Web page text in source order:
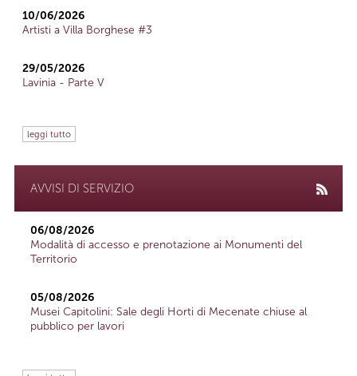
10/06/2026
Artisti a Villa Borghese #3
29/05/2026
Lavinia - Parte V
leggi tutto
AVVISI DI SERVIZIO
06/08/2026
Modalità di accesso e prenotazione ai Monumenti del
Territorio
05/08/2026
Musei Capitolini: Sale degli Horti di Mecenate chiuse al
pubblico per lavori